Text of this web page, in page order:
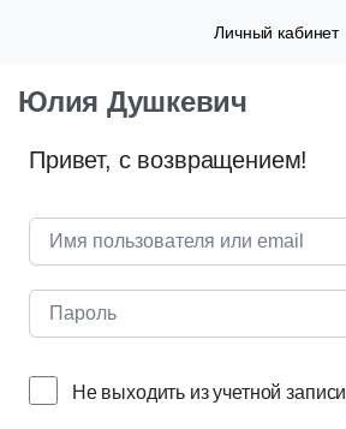
Личный кабинет
Юлия Душкевич
Привет, с возвращением!
Не выходить из учетной записи